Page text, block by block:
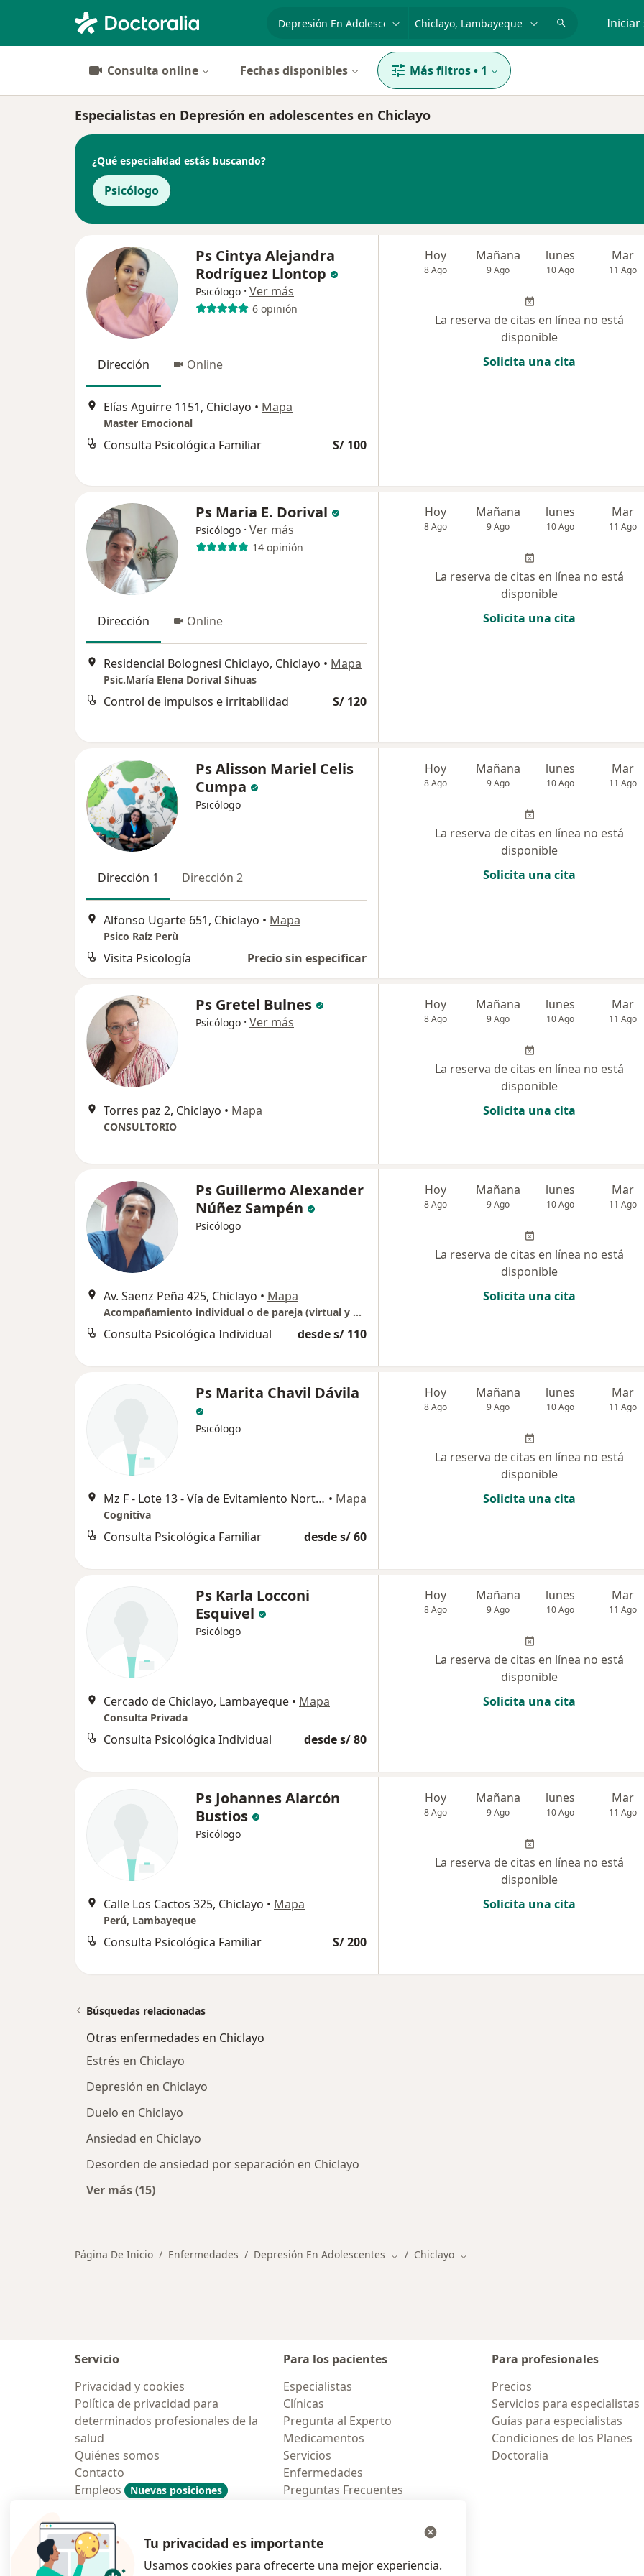
especialidad, enfermedad o nombre Iniciar
Consulta online Fechas disponibles Más filtros• 1
Especialistas en Depresión en adolescentes en Chiclayo
¿Qué especialidad estás buscando?
Psicólogo
Ps Cintya Alejandra
Rodríguez Llontop
Psicólogo · Ver más
6 opinión
Dirección Online
Elías Aguirre 1151, Chiclayo • Mapa
Master Emocional
Consulta Psicológica Familiar S/ 100
Hoy
8 Ago
Mañana
9 Ago
lunes
10 Ago
Mar
11 Ago
La reserva de citas en línea no está
disponible
Solicita una cita
Ps Maria E. Dorival
Psicólogo · Ver más
14 opinión
Dirección Online
Residencial Bolognesi Chiclayo, Chiclayo • Mapa
Psic.María Elena Dorival Sihuas
Control de impulsos e irritabilidad S/ 120
Hoy
8 Ago
Mañana
9 Ago
lunes
10 Ago
Mar
11 Ago
La reserva de citas en línea no está
disponible
Solicita una cita
Ps Alisson Mariel Celis
Cumpa
Psicólogo
Dirección 1 Dirección 2
Alfonso Ugarte 651, Chiclayo • Mapa
Psico Raíz Perù
Visita Psicología Precio sin especificar
Hoy
8 Ago
Mañana
9 Ago
lunes
10 Ago
Mar
11 Ago
La reserva de citas en línea no está
disponible
Solicita una cita
Ps Gretel Bulnes
Psicólogo · Ver más
Torres paz 2, Chiclayo • Mapa
CONSULTORIO
Hoy
8 Ago
Mañana
9 Ago
lunes
10 Ago
Mar
11 Ago
La reserva de citas en línea no está
disponible
Solicita una cita
Ps Guillermo Alexander
Núñez Sampén
Psicólogo
Av. Saenz Peña 425, Chiclayo • Mapa
Acompañamiento individual o de pareja (virtual y presencial)
Consulta Psicológica Individual desde s/ 110
Hoy
8 Ago
Mañana
9 Ago
lunes
10 Ago
Mar
11 Ago
La reserva de citas en línea no está
disponible
Solicita una cita
Ps Marita Chavil Dávila
Psicólogo
Mz F - Lote 13 - Vía de Evitamiento Norte, Chiclayo • Mapa
Cognitiva
Consulta Psicológica Familiar desde s/ 60
Hoy
8 Ago
Mañana
9 Ago
lunes
10 Ago
Mar
11 Ago
La reserva de citas en línea no está
disponible
Solicita una cita
Ps Karla Locconi
Esquivel
Psicólogo
Cercado de Chiclayo, Lambayeque • Mapa
Consulta Privada
Consulta Psicológica Individual desde s/ 80
Hoy
8 Ago
Mañana
9 Ago
lunes
10 Ago
Mar
11 Ago
La reserva de citas en línea no está
disponible
Solicita una cita
Ps Johannes Alarcón
Bustios
Psicólogo
Calle Los Cactos 325, Chiclayo • Mapa
Perú, Lambayeque
Consulta Psicológica Familiar S/ 200
Hoy
8 Ago
Mañana
9 Ago
lunes
10 Ago
Mar
11 Ago
La reserva de citas en línea no está
disponible
Solicita una cita
Búsquedas relacionadas
Otras enfermedades en Chiclayo
Estrés en Chiclayo
Depresión en Chiclayo
Duelo en Chiclayo
Ansiedad en Chiclayo
Desorden de ansiedad por separación en Chiclayo
Ver más (15)
Página De Inicio Enfermedades Depresión En Adolescentes Cambiar de ciudad
Chiclayo Cambiar de ciudad
Servicio
Privacidad y cookies
Política de privacidad para
determinados profesionales de la
salud
Quiénes somos
Contacto
Empleos
Nuevas posiciones
Contratación
Para los pacientes
Especialistas
Clínicas
Pregunta al Experto
Medicamentos
Servicios
Enfermedades
Preguntas Frecuentes
Para profesionales
Precios
Servicios para especialistas
Guías para especialistas
Condiciones de los Planes
Doctoralia
Tu privacidad es importante
Usamos cookies para ofrecerte una mejor experiencia.